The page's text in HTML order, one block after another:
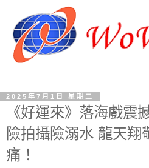
2025年7月1日 星期二
《好運來》落海戲震
險拍攝險溺水 龍天翔
痛！